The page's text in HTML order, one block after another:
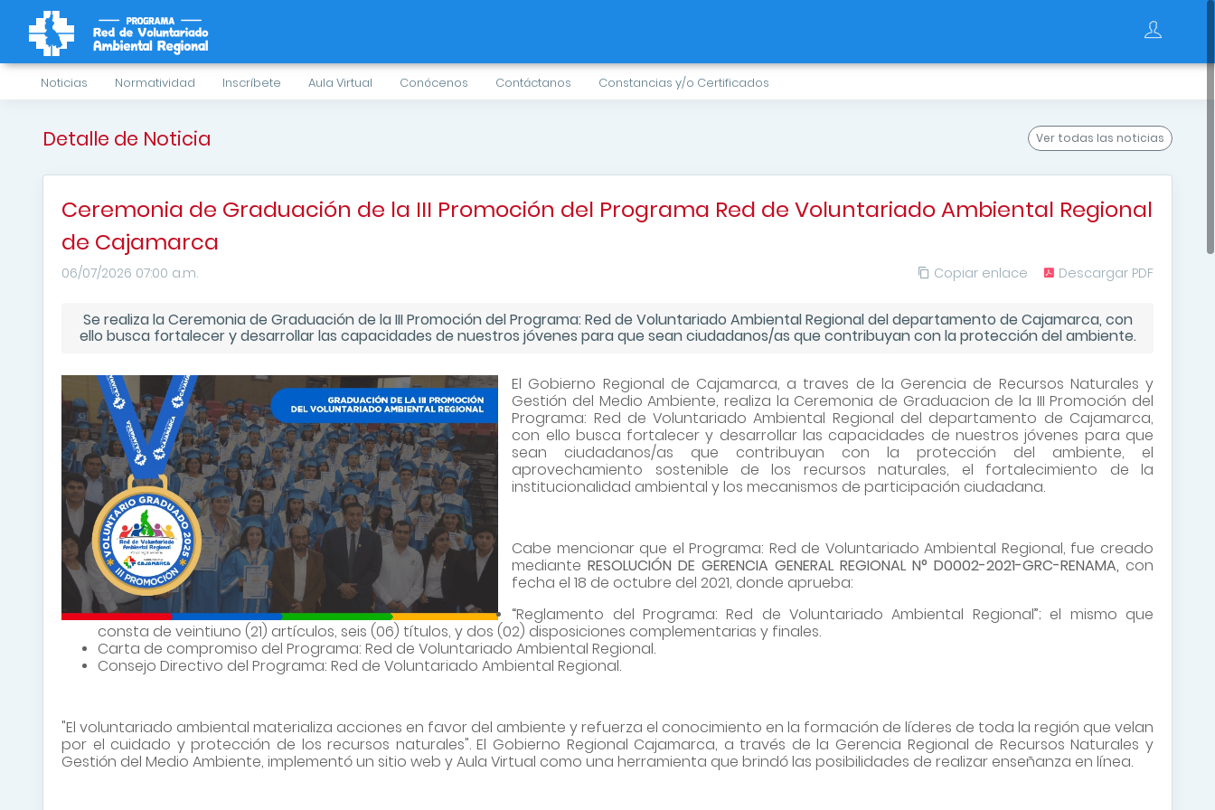
Noticias Normatividad Inscríbete Aula Virtual Conócenos Contáctanos Constancias y/o Certificados
Ver todas las noticias
Detalle de Noticia
Ceremonia de Graduación de la III Promoción del Programa Red de Voluntariado Ambiental Regional
de Cajamarca
06/07/2026 07:00 a.m. Descargar PDF
Copiar enlace
Se realiza la Ceremonia de Graduación de la III Promoción del Programa: Red de Voluntariado Ambiental Regional del departamento de Cajamarca, con
ello busca fortalecer y desarrollar las capacidades de nuestros jóvenes para que sean ciudadanos/as que contribuyan con la protección del ambiente.
El Gobierno Regional de Cajamarca, a traves de la Gerencia de Recursos Naturales y
Gestión del Medio Ambiente, realiza la Ceremonia de Graduacion de la III Promoción del
Programa: Red de Voluntariado Ambiental Regional del departamento de Cajamarca,
con ello busca fortalecer y desarrollar las capacidades de nuestros jóvenes para que
sean ciudadanos/as que contribuyan con la protección del ambiente, el
aprovechamiento sostenible de los recursos naturales, el fortalecimiento de la
institucionalidad ambiental y los mecanismos de participación ciudadana.
Cabe mencionar que el Programa: Red de Voluntariado Ambiental Regional, fue creado
medianteRESOLUCIÓN DE GERENCIA GENERAL REGIONAL N° D0002-2021-GRC-RENAMA, con
fecha el 18 de octubre del 2021, donde aprueba:
“Reglamento del Programa: Red de Voluntariado Ambiental Regional”; el mismo que
consta de veintiuno (21) artículos, seis (06) títulos, y dos (02) disposiciones complementarias y finales.
Carta de compromiso del Programa: Red de Voluntariado Ambiental Regional.
Consejo Directivo del Programa: Red de Voluntariado Ambiental Regional.
"El voluntariado ambiental materializa acciones en favor del ambiente y refuerza el conocimiento en la formación de líderes de toda la región que velan
por el cuidado y protección de los recursos naturales". El Gobierno Regional Cajamarca, a través de la Gerencia Regional de Recursos Naturales y
Gestión del Medio Ambiente, implementó un sitio web y Aula Virtual como una herramienta que brindó las posibilidades de realizar enseñanza en línea.